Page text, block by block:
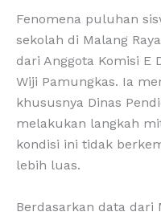
Fenomena puluhan
sekolah di Malang
dari Anggota Komisi E
Wiji Pamungkas. Ia
khususnya Dinas
melakukan langkah
kondisi ini tidak
lebih luas.
Berdasarkan data dari